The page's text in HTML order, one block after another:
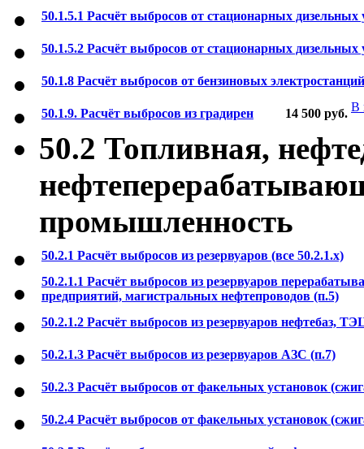
50.1.5.1 Расчёт выбросов от стационарных дизельных
50.1.5.2 Расчёт выбросов от стационарных
50.1.8 Расчёт выбросов от бензиновых электростанций
50.1.9. Расчёт выбросов из градирен 14 500 руб. В
50.2 Топливная,
промышленность
50.2.1 Расчёт выбросов из резервуаров (все 50.2.1.х)
50.2.1.1 Расчёт выбросов из резервуаров
предприятий, магистральных нефтепроводов (п.5)
50.2.1.2 Расчёт выбросов из резервуаров нефтебаз,
50.2.1.3 Расчёт выбросов из резервуаров АЗС (п.7)
50.2.3 Расчёт выбросов от факельных установок
50.2.4 Расчёт выбросов от факельных установок